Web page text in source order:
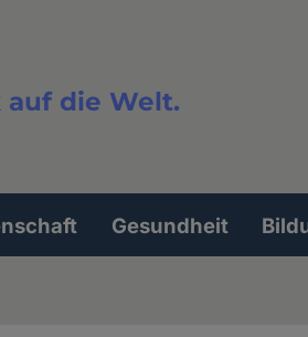
auf die Welt.
Gesundheit